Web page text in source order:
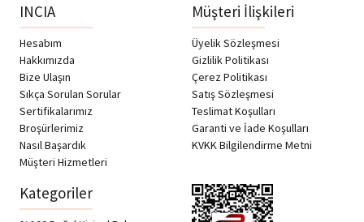
INCIA
Hesabım
Hakkımızda
Bize Ulaşın
Sıkça Sorulan Sorular
Sertifikalarımız
Broşürlerimiz
Nasıl Başardık
Müşteri Hizmetleri
Müşteri İlişkileri
Üyelik Sözleşmesi
Gizlilik Politikası
Çerez Politikası
Satış Sözleşmesi
Teslimat Koşulları
Garanti ve İade Koşulları
KVKK Bilgilendirme Metni
Kategoriler